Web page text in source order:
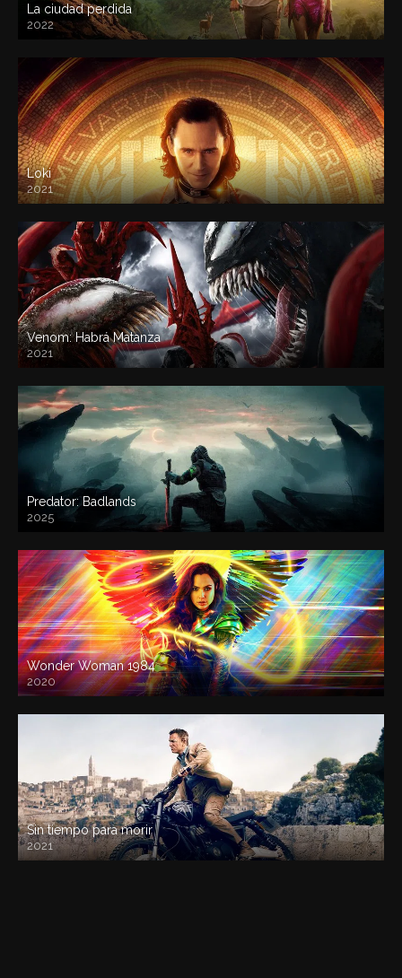
La ciudad perdida
2022
Loki
2021
Venom: Habrá Matanza
2021
Predator: Badlands
2025
Wonder Woman 1984
2020
Sin tiempo para morir
2021